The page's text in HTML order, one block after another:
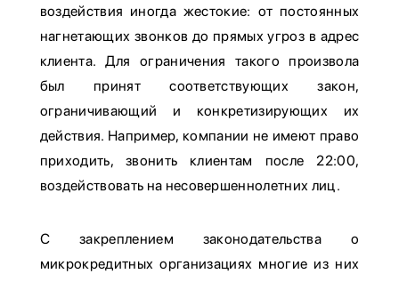
воздействия иногда жестокие: от постоянных
нагнетающих звонков до прямых угроз в адрес
клиента. Для ограничения такого произвола
был принят соответствующих закон,
ограничивающий и конкретизирующих их
действия. Например, компании не имеют право
приходить, звонить клиентам после 22:00,
воздействовать на несовершеннолетних лиц.
С закреплением законодательства о
микрокредитных организациях многие из них